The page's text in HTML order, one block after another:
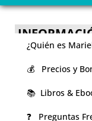
¿Quién es
💰 Precios y
📚 Libros &
❓ Preguntas